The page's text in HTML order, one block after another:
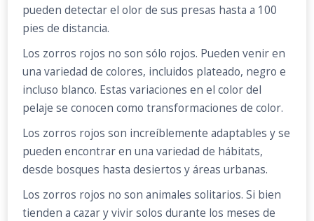
pueden detectar el olor de sus presas hasta a 100
pies de distancia.
Los zorros rojos no son sólo rojos. Pueden venir en
una variedad de colores, incluidos plateado, negro e
incluso blanco. Estas variaciones en el color del
pelaje se conocen como transformaciones de color.
Los zorros rojos son increíblemente adaptables y se
pueden encontrar en una variedad de hábitats,
desde bosques hasta desiertos y áreas urbanas.
Los zorros rojos no son animales solitarios. Si bien
tienden a cazar y vivir solos durante los meses de